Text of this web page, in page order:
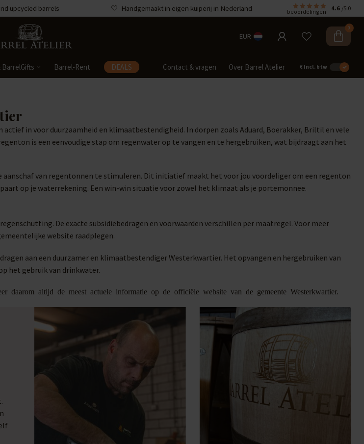
upcycled barrels Handgemaakt in eigen kuiperij in Nederland beoordelingen 4.6 /5.0
EUR
0
BarrelGifts Barrel-Rent DEALS Contact & vragen Over Barrel Atelier € Incl. btw
in voor duurzaamheid en klimaatbestendigheid. In dorpen zoals Aduard, Boerakker, Briltil en vele
is een eenvoudige stap om regenwater op te vangen en te hergebruiken, wat bijdraagt aan het
van regentonnen te stimuleren. Dit initiatief maakt het voor jou voordeliger om een regenton
op je waterrekening. Een win-win situatie voor zowel het klimaat als je portemonnee.
De exacte subsidiebedragen en voorwaarden verschillen per maatregel. Voor meer
website raadplegen.
aan een duurzamer en klimaatbestendiger Westerkwartier. Het opvangen en hergebruiken van
het gebruik van drinkwater.
daarom altijd de meest actuele informatie op de officiële website van de gemeente Westerkwartier.